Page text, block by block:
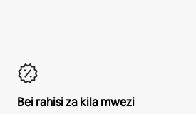
Bei rahisi za kila mwezi